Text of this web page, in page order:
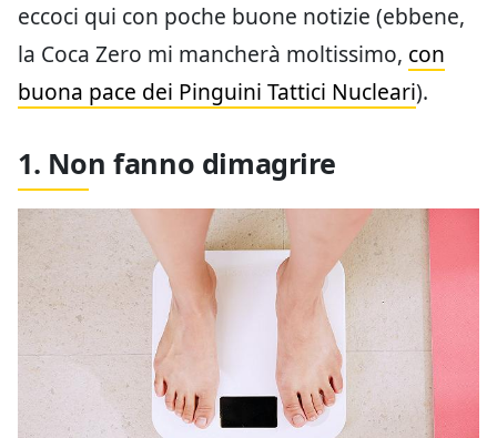
eccoci qui con poche buone notizie (ebbene,
la Coca Zero mi mancherà moltissimo, con
buona pace dei Pinguini Tattici Nucleari).
1. Non fanno dimagrire